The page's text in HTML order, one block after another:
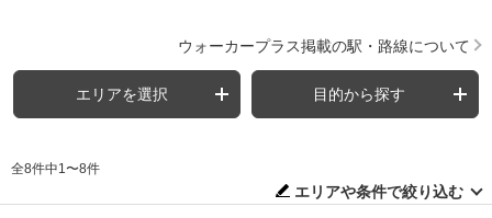
ウォーカープラス掲載の駅・路線について
エリアを選択 目的から探す
全8件中1〜8件
エリアや条件で絞り込む